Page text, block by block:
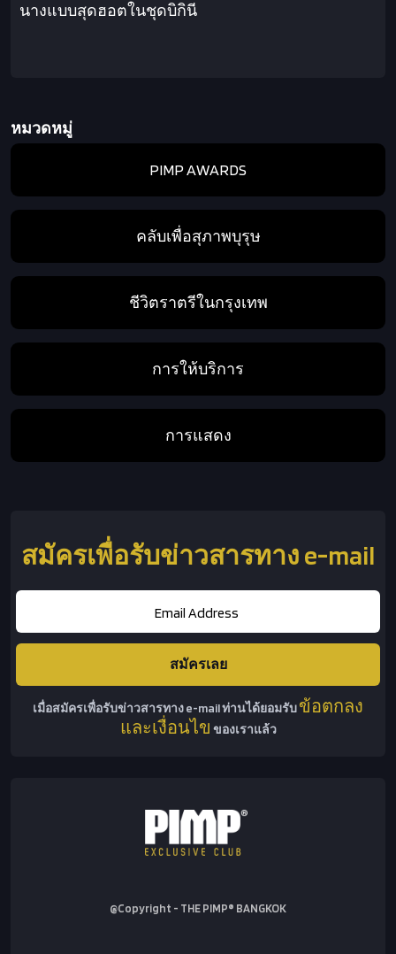
นางแบบสุดฮอตในชุดบิกินี
หมวดหมู่
PIMP AWARDS
คลับเพื่อสุภาพบุรุษ
ชีวิตราตรีในกรุงเทพ
การให้บริการ
การแสดง
สมัครเพื่อรับข่าวสารทาง e-mail
เมื่อสมัครเพื่อรับข่าวสารทาง e-mail ท่านได้ยอมรับข้อตกลง
และเงื่อนไข ของเราแล้ว
@Copyright - THE PIMP® BANGKOK